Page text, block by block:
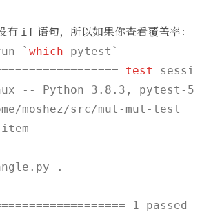
有 if 语句，所以如果你查看覆盖率：
` which pytest`
test
session
-- Python 3.8.3, pytest-
moshez/src/mut-mut-test
.
1 passed